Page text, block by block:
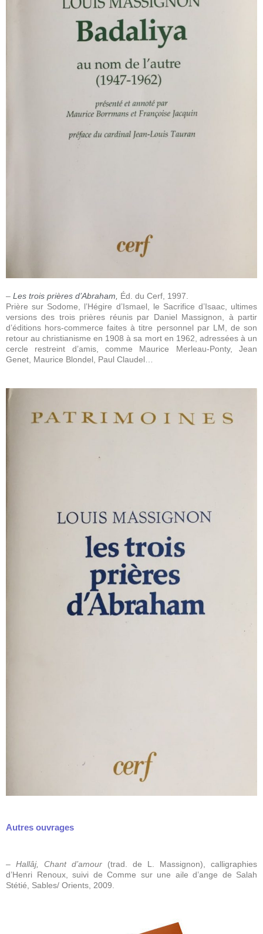
– Les trois prières d’Abraham,
Éd. du Cerf, 1997.
Prière sur Sodome, l’Hégire d’Ismael, le Sacrifice d’Isaac, ultimes
versions des trois prières réunis par Daniel Massignon, à partir
d’éditions hors-commerce faites à titre personnel par LM, de son
retour au christianisme en 1908 à sa mort en 1962, adressées à un
cercle restreint d’amis, comme Maurice Merleau-Ponty, Jean
Genet, Maurice Blondel, Paul Claudel…
Autres ouvrages
– Hallâj, Chant d’amour (trad. de L. Massignon), calligraphies
d’Henri Renoux, suivi de Comme sur une aile d’ange de Salah
Stétié, Sables/ Orients, 2009.